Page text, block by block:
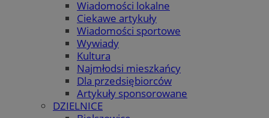
Wiadomości lokalne
Ciekawe artykuły
Wiadomości sportowe
Wywiady
Kultura
Najmłodsi mieszkańcy
Dla przedsiębiorców
Artykuły sponsorowane
DZIELNICE